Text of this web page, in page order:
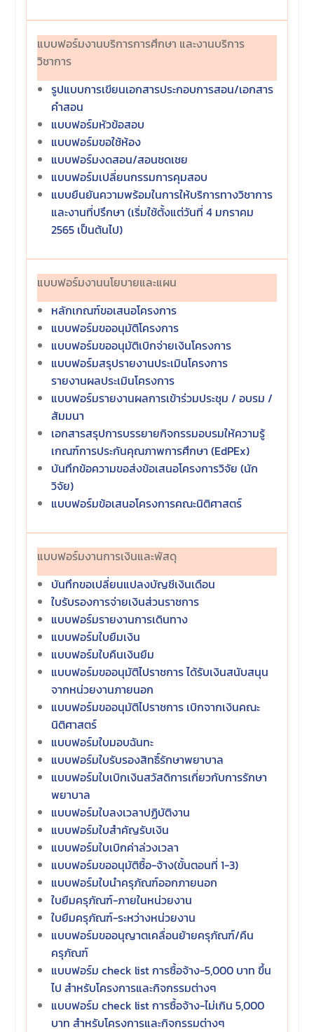
แบบฟอร์มงานบริการการศึกษา และงานบริการ
วิชาการ
รูปแบบการเขียนเอกสารประกอบการสอน/เอกสาร
คำสอน
แบบฟอร์มหัวข้อสอบ
แบบฟอร์มขอใช้ห้อง
แบบฟอร์มงดสอน/สอนชดเชย
แบบฟอร์มเปลี่ยนกรรมการคุมสอบ
แบบยืนยันความพร้อมในการให้บริการทางวิชาการ
และงานที่ปรึกษา (เริ่มใช้ตั้งแต่วันที่ 4 มกราคม
2565 เป็นต้นไป)
แบบฟอร์มงานนโยบายและแผน
หลักเกณฑ์ขอเสนอโครงการ
แบบฟอร์มขออนุมัติโครงการ
แบบฟอร์มขออนุมัติเบิกจ่ายเงินโครงการ
แบบฟอร์มสรุปรายงานประเมินโครงการ
รายงานผลประเมินโครงการ
แบบฟอร์มรายงานผลการเข้าร่วมประชุม / อบรม /
สัมมนา
เอกสารสรุปการบรรยายกิจกรรมอบรมให้ความรู้
เกณฑ์การประกันคุณภาพการศึกษา (EdPEx)
บันทึกข้อความขอส่งข้อเสนอโครงการวิจัย (นัก
วิจัย)
แบบฟอร์มข้อเสนอโครงการคณะนิติศาสตร์
แบบฟอร์มงานการเงินและพัสดุ
บันทึกขอเปลี่ยนแปลงบัญชีเงินเดือน
ใบรับรองการจ่ายเงินส่วนราชการ
แบบฟอร์มรายงานการเดินทาง
แบบฟอร์มใบยืมเงิน
แบบฟอร์มใบคืนเงินยืม
แบบฟอร์มขออนุมัติไปราชการ ได้รับเงินสนับสนุน
จากหน่วยงานภายนอก
แบบฟอร์มขออนุมัติไปราชการ เบิกจากเงินคณะ
นิติศาสตร์
แบบฟอร์มใบมอบฉันทะ
แบบฟอร์มใบรับรองสิทธิ์รักษาพยาบาล
แบบฟอร์มใบเบิกเงินสวัสดิการเกี่ยวกับการรักษา
พยาบาล
แบบฟอร์มใบลงเวลาปฏิบัติงาน
แบบฟอร์มใบสำคัญรับเงิน
แบบฟอร์มใบเบิกค่าล่วงเวลา
แบบฟอร์มขออนุมัติซื้อ-จ้าง(ขั้นตอนที่ 1-3)
แบบฟอร์มใบนำครุภัณฑ์ออกภายนอก
ใบยืมครุภัณฑ์-ภายในหน่วยงาน
ใบยืมครุภัณฑ์-ระหว่างหน่วยงาน
แบบฟอร์มขออนุญาตเคลื่อนย้ายครุภัณฑ์/คืน
ครุภัณฑ์
แบบฟอร์ม check list การซื้อจ้าง-5,000 บาท ขึ้น
ไป สำหรับโครงการและกิจกรรมต่างๆ
แบบฟอร์ม check list การซื้อจ้าง-ไม่เกิน 5,000
บาท สำหรับโครงการและกิจกรรมต่างๆ